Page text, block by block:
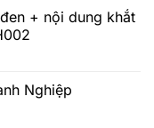
+ nội dung khắt
Nghiệp